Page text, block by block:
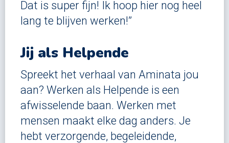
Dat is super fijn! Ik hoop hier nog heel
lang te blijven werken!”
Jij als Helpende
Spreekt het verhaal van Aminata jou
aan? Werken als Helpende is een
afwisselende baan. Werken met
mensen maakt elke dag anders. Je
hebt verzorgende, begeleidende,